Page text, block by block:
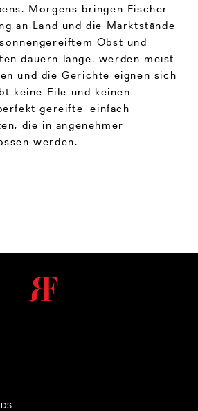
Morgens bringen Fischer
an Land und die Marktstände
Obst und
dauern lange, werden meist
und die Gerichte eignen sich
keine Eile und keinen
gereifte, einfach
die in angenehmer
werden.